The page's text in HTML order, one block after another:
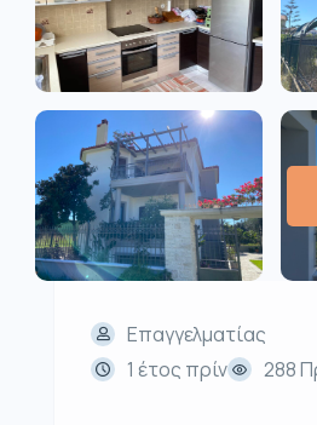
Επαγγελματίας
1 έτος πρίν
288